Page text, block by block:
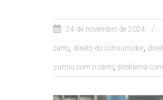
24 de novembro de 2024
carro, direito do consumidor,
sumiu com o carro, problema